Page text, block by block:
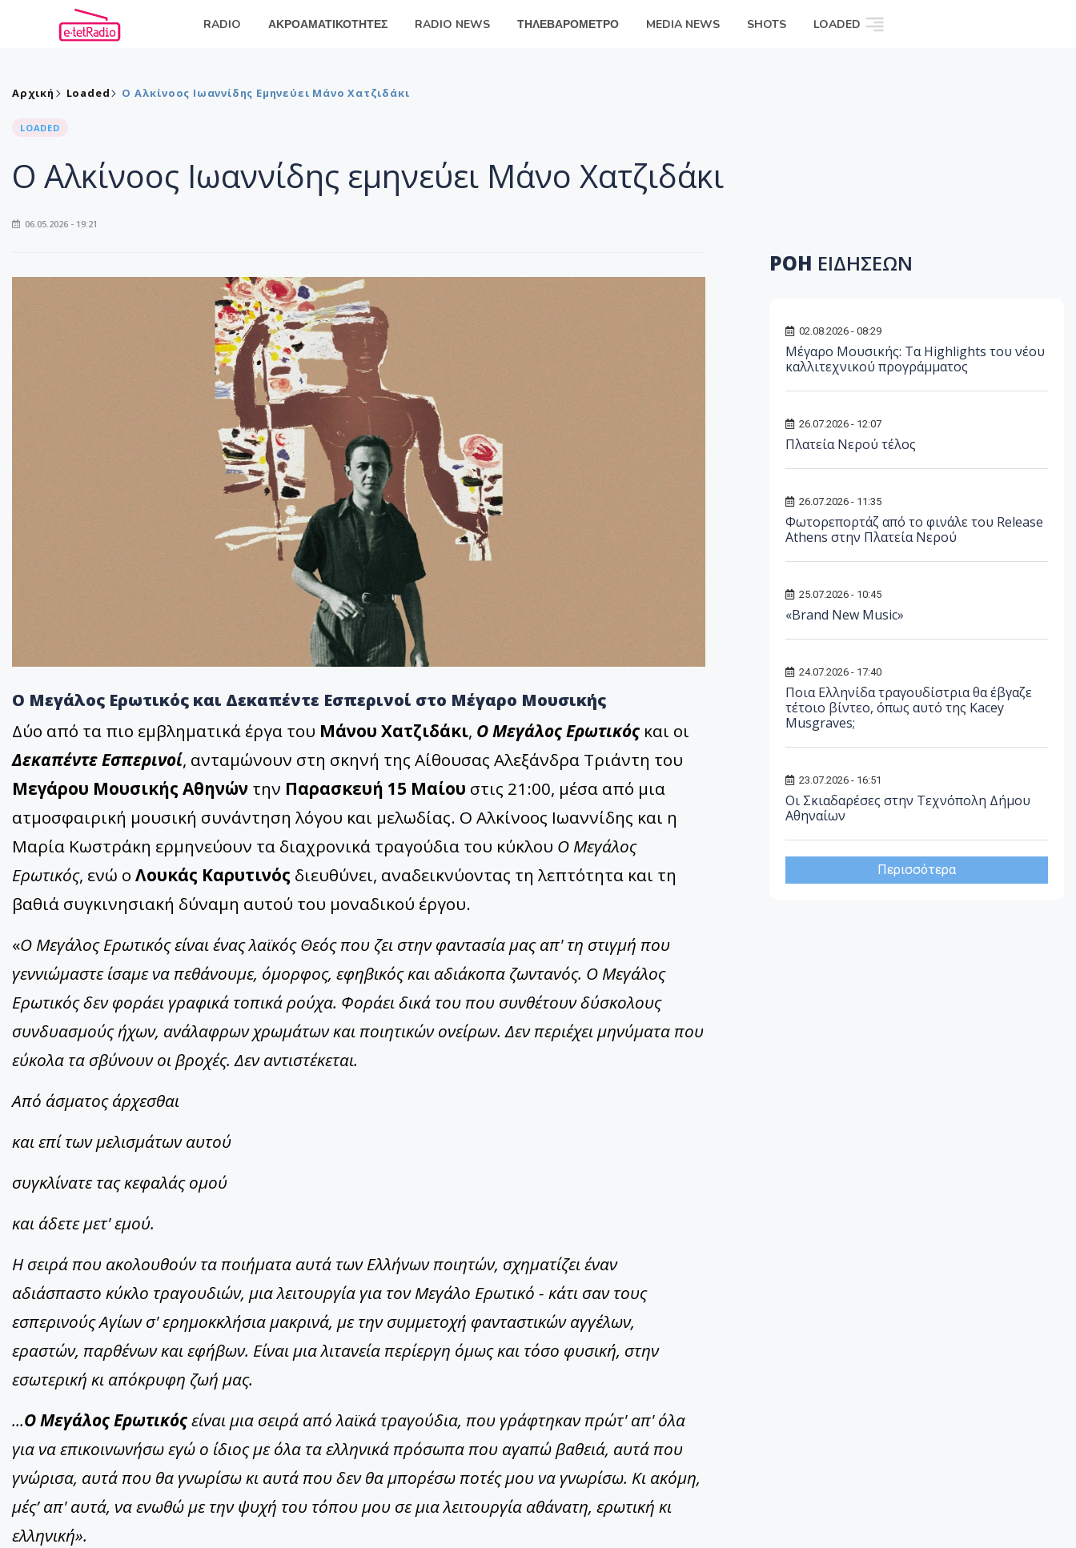
RADIO ΑΚΡΟΑΜΑΤΙΚΟΤΗΤΕΣ RADIO NEWS ΤΗΛΕΒΑΡΟΜΕΤΡΟ MEDIA NEWS SHOTS LOADED
Αρχική Loaded Ο Αλκίνοος Ιωαννίδης Εμηνεύει Μάνο Χατζιδάκι
LOADED
Ο Αλκίνοος Ιωαννίδης εμηνεύει Μάνο Χατζιδάκι
06.05.2026 - 19:21
Ο Μεγάλος Ερωτικός και Δεκαπέντε Εσπερινοί στο Μέγαρο Μουσικής
Δύο από τα πιο εμβληματικά έργα του Μάνου Χατζιδάκι, Ο Μεγάλος Ερωτικός και οι
Δεκαπέντε Εσπερινοί, ανταμώνουν στη σκηνή της Αίθουσας Αλεξάνδρα Τριάντη του
Μεγάρου Μουσικής Αθηνών την Παρασκευή 15 Μαίου στις 21:00, μέσα από μια
ατμοσφαιρική μουσική συνάντηση λόγου και μελωδίας. Ο Αλκίνοος Ιωαννίδης και η
Μαρία Κωστράκη ερμηνεύουν τα διαχρονικά τραγούδια του κύκλου Ο Μεγάλος
Ερωτικός, ενώ ο Λουκάς Καρυτινός διευθύνει, αναδεικνύοντας τη λεπτότητα και τη
βαθιά συγκινησιακή δύναμη αυτού του μοναδικού έργου.
«Ο Μεγάλος Ερωτικός είναι ένας λαϊκός Θεός που ζει στην φαντασία μας απ' τη στιγμή που
γεννιώμαστε ίσαμε να πεθάνουμε, όμορφος, εφηβικός και αδιάκοπα ζωντανός. Ο Μεγάλος
Ερωτικός δεν φοράει γραφικά τοπικά ρούχα. Φοράει δικά του που συνθέτουν δύσκολους
συνδυασμούς ήχων, ανάλαφρων χρωμάτων και ποιητικών ονείρων. Δεν περιέχει μηνύματα που
εύκολα τα σβύνουν οι βροχές. Δεν αντιστέκεται.
Από άσματος άρχεσθαι
και επί των μελισμάτων αυτού
συγκλίνατε τας κεφαλάς ομού
και άδετε μετ' εμού.
Η σειρά που ακολουθούν τα ποιήματα αυτά των Ελλήνων ποιητών, σχηματίζει έναν
αδιάσπαστο κύκλο τραγουδιών, μια λειτουργία για τον Μεγάλο Ερωτικό - κάτι σαν τους
εσπερινούς Αγίων σ' ερημοκκλήσια μακρινά, με την συμμετοχή φανταστικών αγγέλων,
εραστών, παρθένων και εφήβων. Είναι μια λιτανεία περίεργη όμως και τόσο φυσική, στην
εσωτερική κι απόκρυφη ζωή μας.
...Ο Μεγάλος Ερωτικόςείναι μια σειρά από λαϊκά τραγούδια, που γράφτηκαν πρώτ' απ' όλα
για να επικοινωνήσω εγώ ο ίδιος με όλα τα ελληνικά πρόσωπα που αγαπώ βαθειά, αυτά που
γνώρισα, αυτά που θα γνωρίσω κι αυτά που δεν θα μπορέσω ποτές μου να γνωρίσω. Κι ακόμη,
μές’ απ' αυτά, να ενωθώ με την ψυχή του τόπου μου σε μια λειτουργία αθάνατη, ερωτική κι
ελληνική».
ΡΟΗ ΕΙΔΗΣΕΩΝ
02.08.2026 - 08:29
Μέγαρο Μουσικής: Τα Highlights του νέου
καλλιτεχνικού προγράμματος
26.07.2026 - 12:07
Πλατεία Νερού τέλος
26.07.2026 - 11:35
Φωτορεπορτάζ από το φινάλε του Release
Athens στην Πλατεία Νερού
25.07.2026 - 10:45
«Brand New Music»
24.07.2026 - 17:40
Ποια Ελληνίδα τραγουδίστρια θα έβγαζε
τέτοιο βίντεο, όπως αυτό της Kacey
Musgraves;
23.07.2026 - 16:51
Οι Σκιαδαρέσες στην Τεχνόπολη Δήμου
Αθηναίων
Περισσότερα